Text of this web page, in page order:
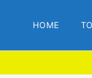
HOME